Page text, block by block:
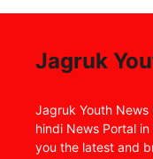
Jagruk
Jagruk Youth News
hindi News Portal
you the latest and